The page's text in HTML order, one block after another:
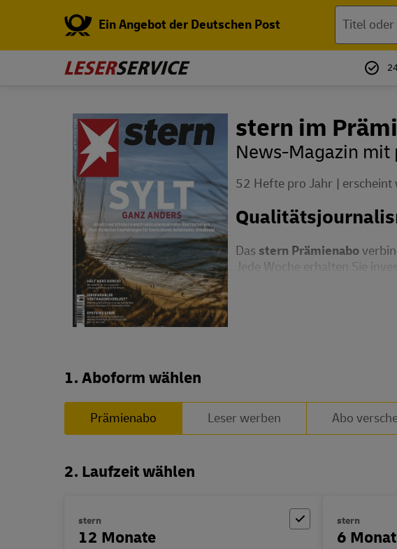
Ein Angebot der Deutschen Post
stern im
News-Magazin
52 Hefte pro Jahr erscheint
Das stern Prämienabo
Jede Woche erhalten Sie
Abo zusammenstellen
1. Aboform wählen
Prämienabo Leser werben Abo
2. Laufzeit wählen
stern
12 Monate
stern
6